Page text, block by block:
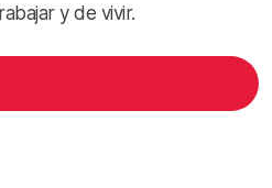
y de vivir.